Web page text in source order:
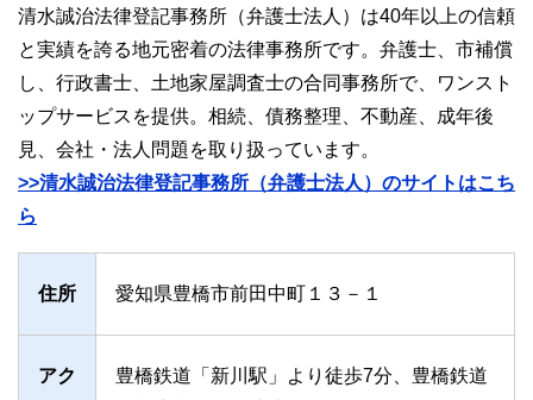
清水誠治法律登記事務所（弁護士法人）は40年以上の信頼
と実績を誇る地元密着の法律事務所です。弁護士、市補償
し、行政書士、土地家屋調査士の合同事務所で、ワンスト
ップサービスを提供。相続、債務整理、不動産、成年後
見、会社・法人問題を取り扱っています。
>>清水誠治法律登記事務所（弁護士法人）のサイトはこち
ら
住所 愛知県豊橋市前田中町１３－１
アク
豊橋鉄道「新川駅」より徒歩7分、豊橋鉄道